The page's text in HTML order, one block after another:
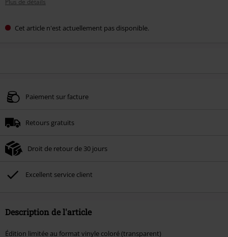
Cet article n'est actuellement pas disponible.
Paiement sur facture
Retours gratuits
Droit de retour de 30 jours
Excellent service client
Description de l'article
Édition limitée au format vinyle coloré (transparent)